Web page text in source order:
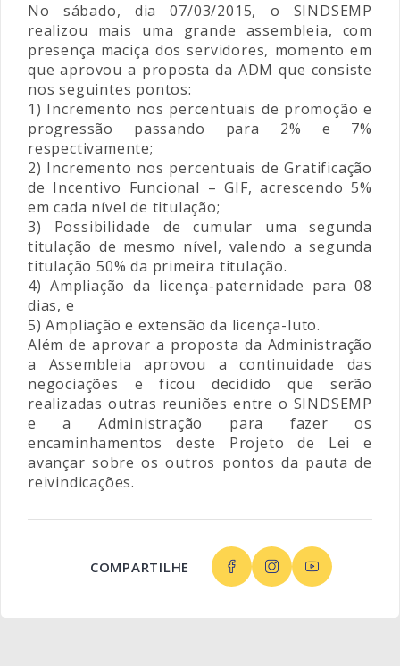
No sábado, dia 07/03/2015, o SINDSEMP
realizou mais uma grande assembleia, com
presença maciça dos servidores, momento em
que aprovou a proposta da ADM que consiste
nos seguintes pontos:
1) Incremento nos percentuais de promoção e
progressão passando para 2% e 7%
respectivamente;
2) Incremento nos percentuais de Gratificação
de Incentivo Funcional – GIF, acrescendo 5%
em cada nível de titulação;
3) Possibilidade de cumular uma segunda
titulação de mesmo nível, valendo a segunda
titulação 50% da primeira titulação.
4) Ampliação da licença-paternidade para 08
dias, e
5) Ampliação e extensão da licença-luto.
Além de aprovar a proposta da Administração
a Assembleia aprovou a continuidade das
negociações e ficou decidido que serão
realizadas outras reuniões entre o SINDSEMP
e a Administração para fazer os
encaminhamentos deste Projeto de Lei e
avançar sobre os outros pontos da pauta de
reivindicações.
COMPARTILHE